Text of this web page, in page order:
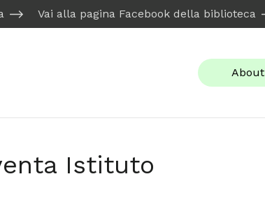
Vai alla pagina Facebook della biblioteca
About
Istituto